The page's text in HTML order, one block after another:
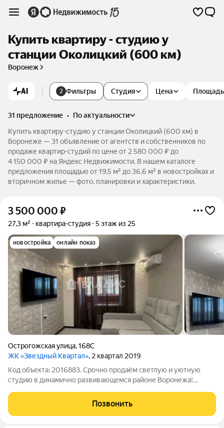
Купить квартиру - студию у
станции Околицкий (600 км)
Воронеж
AI 2 Фильтры Студия Цена Площадь
31 предложение •
по актуальности
Купить квартиру-студию у станции Околицкий (600 км) в
Воронеже — 31 объявление от агентств и собственников по
продаже квартир-студий по цене от 2 580 000 ₽ до
4 150 000 ₽ на Яндекс Недвижимости. В нашем каталоге
предложения площадью от 19,5 м² до 36,6 м² в новостройках и
вторичном жилье — фото, планировки и характеристики.
3 500 000 ₽
27,3 м² квартира-студия 5 этаж из 25
новостройка онлайн показ
Острогожская улица,168С
ЖК «Звездный Квартал», 2 квартал 2019
Код объекта: 2016883. Срочно продаём светлую и уютную
студию в динамично развивающемся районе Воронежа!
Это современный кирпично-монолитный дом 2019 года
постройки с собственной котельной, что
Позвонить